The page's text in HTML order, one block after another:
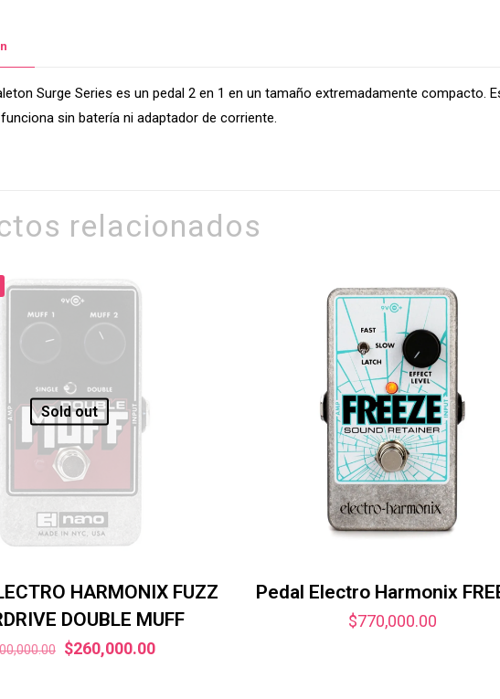
Surge Series es un pedal 2 en 1 en un tamaño extremadamente compacto.
sin batería ni adaptador de corriente.
relacionados
Sold out
HARMONIX FUZZ
DOUBLE MUFF
El
$260,000.00El
Pedal Electro Harmonix
$770,000.00